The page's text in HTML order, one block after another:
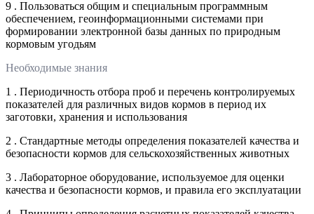
9 . Пользоваться общим и специальным программным
обеспечением, геоинформационными системами при
формировании электронной базы данных по природным
кормовым угодьям
Необходимые знания
1 . Периодичность отбора проб и перечень контролируемых
показателей для различных видов кормов в период их
заготовки, хранения и использования
2 . Стандартные методы определения показателей качества и
безопасности кормов для сельскохозяйственных животных
3 . Лабораторное оборудование, используемое для оценки
качества и безопасности кормов, и правила его эксплуатации